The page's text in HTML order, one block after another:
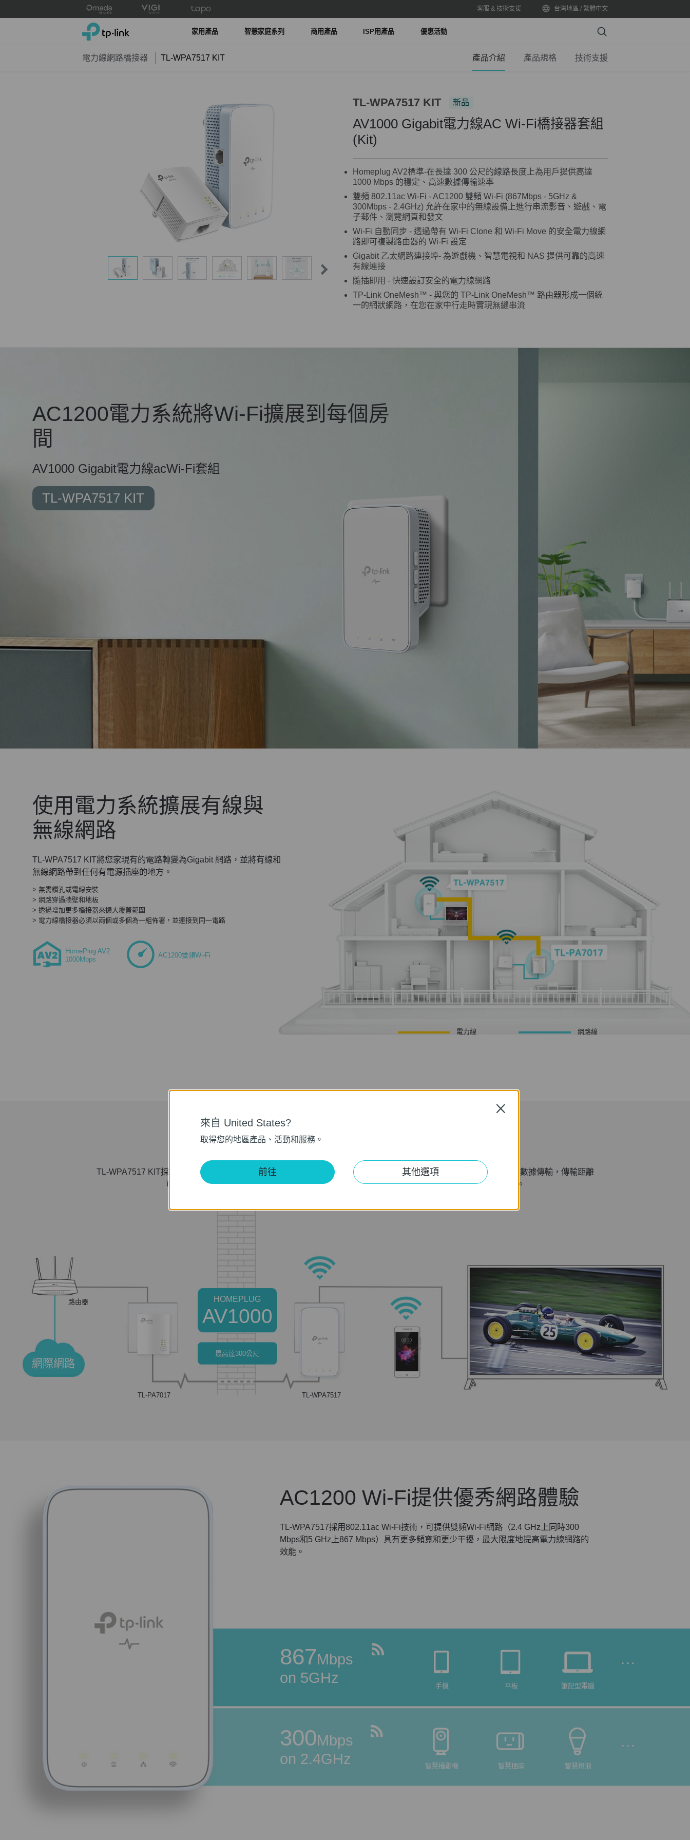
to
客服 & 技術支援 台灣地區 / 繁體中文
TP-Link, Reliably Smart 家用產品 智慧家庭系列 商用產品 ISP用產品 優惠活動 Search
電力線網路橋接器 TL-WPA7517 KIT 產品介紹 產品規格 技術支援
TL-WPA7517 KIT 新品
AV1000 Gigabit電力線AC Wi-Fi橋接器套組
(Kit)
Homeplug AV2標準-在長達 300 公尺的線路長度上為用戶提供高達
1000 Mbps 的穩定、高速數據傳輸速率
雙頻 802.11ac Wi-Fi - AC1200 雙頻 Wi-Fi (867Mbps - 5GHz &
300Mbps - 2.4GHz) 允許在家中的無線設備上進行串流影音、遊戲、電
子郵件、瀏覽網頁和發文
Wi-Fi 自動同步 - 透過帶有 Wi-Fi Clone 和 Wi-Fi Move 的安全電力線網
路即可複製路由器的 Wi-Fi 設定
Gigabit 乙太網路連接埠- 為遊戲機、智慧電視和 NAS 提供可靠的高速
有線連接
隨插即用 - 快速設訂安全的電力線網路
TP-Link OneMesh™ - 與您的 TP-Link OneMesh™ 路由器形成一個統
一的網狀網路，在您在家中行走時實現無縫串流
AC1200電力系統將Wi-Fi擴展到每個房
間
AV1000 Gigabit電力線acWi-Fi套組
TL-WPA7517 KIT
使用電力系統擴展有線與
無線網路
TL-WPA7517 KIT將您家現有的電路轉變為Gigabit 網路，並將有線和
無線網路帶到任何有電源插座的地方。
> 無需鑽孔或電線安裝
> 網路穿過牆壁和地板
> 透過增加更多橋接器來擴大覆蓋範圍
> 電力線橋接器必須以兩個或多個為一組佈署，並連接到同一電路
HomePlug AV2
1000Mbps
AC1200雙頻Wi-Fi
電力線 網路線
AV1000速度．範圍300公尺
TL-WPA7517 KIT採用先進的HomePlug AV2 技術，穩定和高速的Wi-Fi和有線連接，透過電線提供高達1000 Mbps
的數據傳輸，傳輸距離
可達300公尺。透過可靠的電力線連接，以實現高畫質串流影音、線上遊戲和不中斷的載大量文件。
網際網路
路由器
TL-PA7017 TL-WPA7517
HOMEPLUG
AV1000
最高達300公尺
AC1200 Wi-Fi提供優秀網路體驗
TL-WPA7517採用802.11ac Wi-Fi技術，可提供雙頻Wi-Fi網路（2.4 GHz上同時300
Mbps和5 GHz上867 Mbps）具有更多頻寬和更少干擾，最大限度地提高電力線網路的
效能。
867Mbps
on 5GHz
300Mbps
on 2.4GHz
手機 平板 筆記型電腦
智慧攝影機 智慧插座 智慧燈泡
來自 United States?
取得您的地區產品、活動和服務。
前往 其他選項
Close